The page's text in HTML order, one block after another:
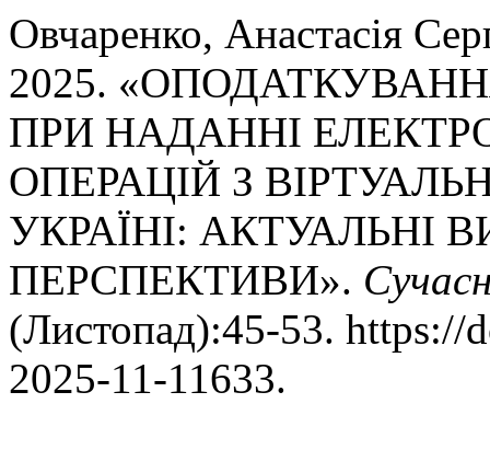
Овчаренко, Анастасія
2025.
ПРИ НАДАННІ
ОПЕРАЦІЙ З
УКРАЇНІ: АКТУАЛЬНІ
ПЕРСПЕКТИВИ».
(Листопад):45-53. https://
2025-11-11633.